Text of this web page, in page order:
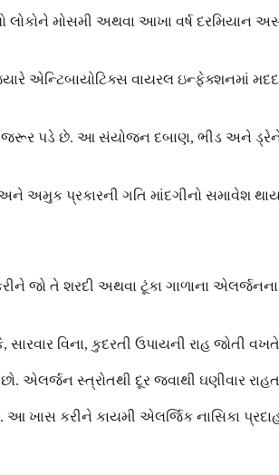
લોકોને મોસમી અથવા આખા વર્ષ
વાયરલ ઇન્ફેક્શનમાં મદદ
જરૂર પડે છે. આ સંયોજન દબાણ, ભીડ
અને અમુક પ્રકારની ગતિ માંદગીનો સમાવેશ
જો તે શરદી અથવા ટૂંકા ગાળાના એલર્જનના
વિના, કુદરતી ઉપાયની રાહ
એલર્જન સ્ત્રોતથી દૂર જવાથી ઘણીવાર
ખાસ કરીને કાયમી એલર્જિક નાસિકા